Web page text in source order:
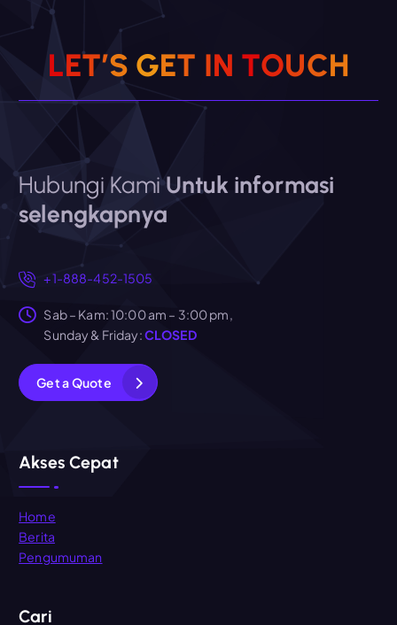
LET’S GET IN TOUCH
Hubungi KamiUntuk informasi
selengkapnya
+1-888-452-1505
Sab – Kam: 10:00 am – 3:00 pm,
Sunday & Friday:CLOSED
GetaQuote
Akses Cepat
Home
Berita
Pengumuman
Cari